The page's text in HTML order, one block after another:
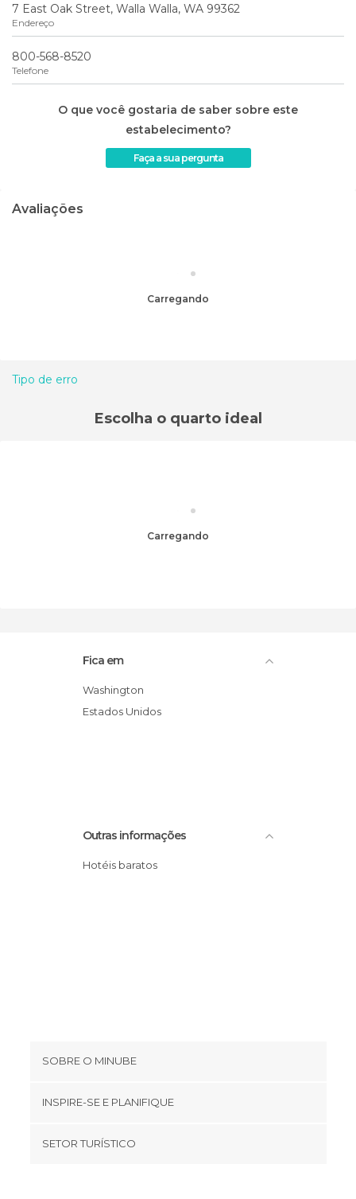
7 East Oak Street, Walla Walla, WA 99362
Endereço
800-568-8520
Telefone
O que você gostaria de saber sobre este
estabelecimento?
Faça a sua pergunta
Avaliações
Carregando
Tipo de erro
Escolha o quarto ideal
Carregando
Fica em
Washington
Estados Unidos
Outras informações
Hotéis baratos
SOBRE O MINUBE
Términos e Condições
INSPIRE-SE E PLANIFIQUE
footer@item_discovertips_anchor
SETOR TURÍSTICO